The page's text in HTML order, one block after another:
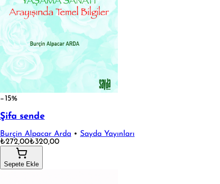
−15%
Şifa sende
Burçin Alpacar Arda • Sayda Yayınları
₺272,00₺320,00
Sepete Ekle